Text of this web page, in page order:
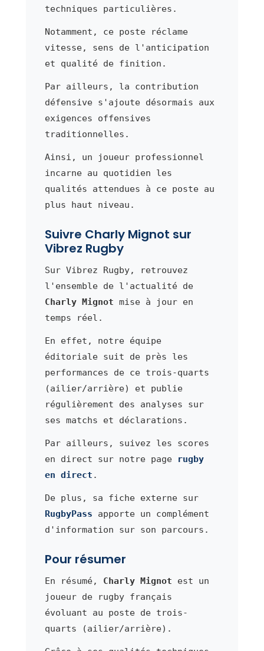
techniques particulières.
Notamment, ce poste réclame
vitesse, sens de l'anticipation
et qualité de finition.
Par ailleurs, la contribution
défensive s'ajoute désormais aux
exigences offensives
traditionnelles.
Ainsi, un joueur professionnel
incarne au quotidien les
qualités attendues à ce poste au
plus haut niveau.
Suivre Charly Mignot sur
Vibrez Rugby
Sur Vibrez Rugby, retrouvez
l'ensemble de l'actualité de
Charly Mignot mise à jour en
temps réel.
En effet, notre équipe
éditoriale suit de près les
performances de ce trois-quarts
(ailier/arrière) et publie
régulièrement des analyses sur
ses matchs et déclarations.
Par ailleurs, suivez les scores
en direct sur notre page
rugby
en direct .
De plus, sa fiche externe sur
RugbyPass apporte un complément
d'information sur son parcours.
Pour résumer
En résumé, Charly Mignot est un
joueur de rugby français
évoluant au poste de trois-
quarts (ailier/arrière).